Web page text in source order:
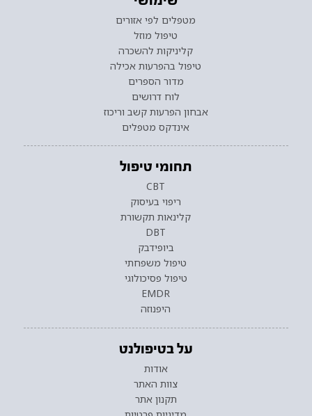
מטפלים לפי אזורים
טיפול מוזל
קליניקות להשכרה
טיפול בהפרעות אכילה
מדור הספרים
לוח דרושים
אבחון הפרעות קשב וריכוז
אינדקס מטפלים
תחומי טיפול
CBT
ריפוי בעיסוק
קלינאות תקשורת
DBT
ביופידבק
טיפול משפחתי
טיפול פסיכולוגי
EMDR
היפנוזה
על בטיפולנט
אודות
צוות האתר
תקנון אתר